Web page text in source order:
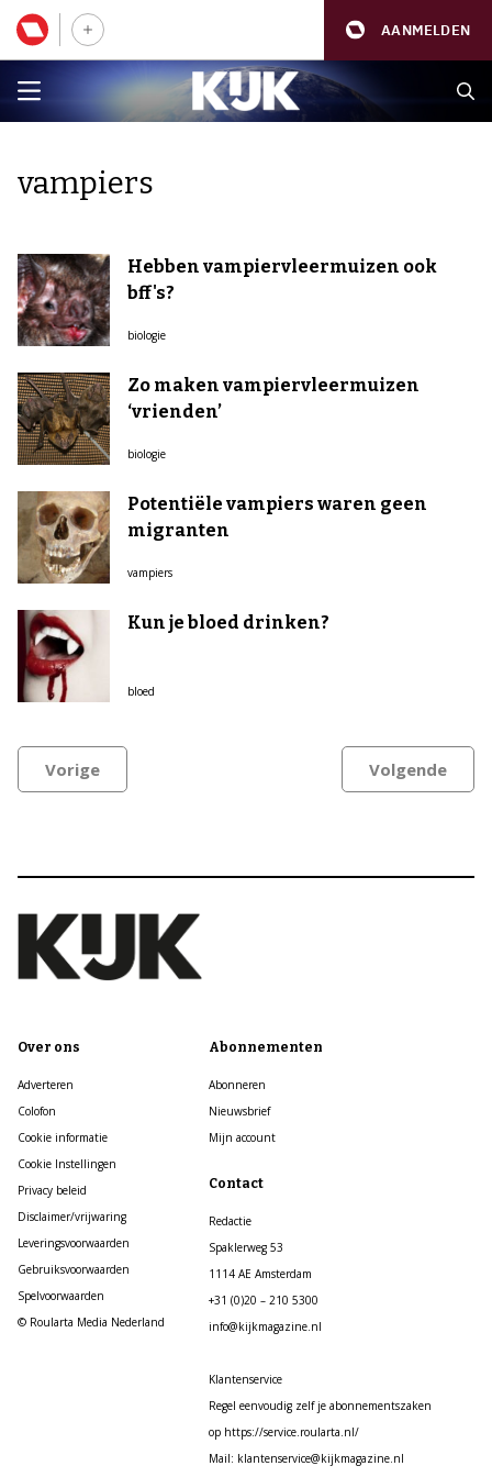
AANMELDEN
vampiers
Hebben vampiervleermuizen ook
bff's?
biologie
Zo maken vampiervleermuizen
‘vrienden’
biologie
Potentiële vampiers waren geen
migranten
vampiers
Kun je bloed drinken?
bloed
Vorige Volgende
Over ons
Adverteren
Colofon
Cookie informatie
Cookie Instellingen
Privacy beleid
Disclaimer/vrijwaring
Leveringsvoorwaarden
Gebruiksvoorwaarden
Spelvoorwaarden
© Roularta Media Nederland
Abonnementen
Abonneren
Nieuwsbrief
Mijn account
Contact
Redactie
Spaklerweg 53
1114 AE Amsterdam
+31 (0)20 – 210 5300
info@kijkmagazine.nl
Klantenservice
Regel eenvoudig zelf je abonnementszaken
op https://service.roularta.nl/
Mail: klantenservice@kijkmagazine.nl